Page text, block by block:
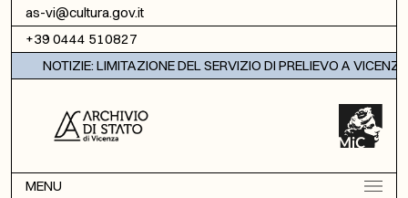
Vai al contenuto
as-vi@cultura.gov.it
+39 0444 510827
NOTIZIE: LIMITAZIONE DEL SERVIZIO DI PRELIEVO A VICENZA
MENU